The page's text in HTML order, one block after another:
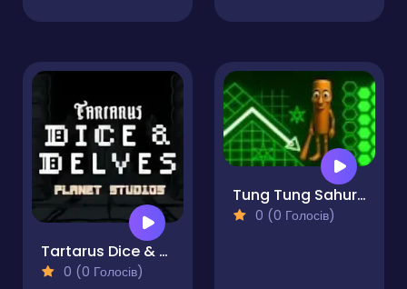
Tartarus Dice & Delves
0 (0 Голосів)
Tung Tung Sahur in Geometry Dash
0 (0 Голосів)